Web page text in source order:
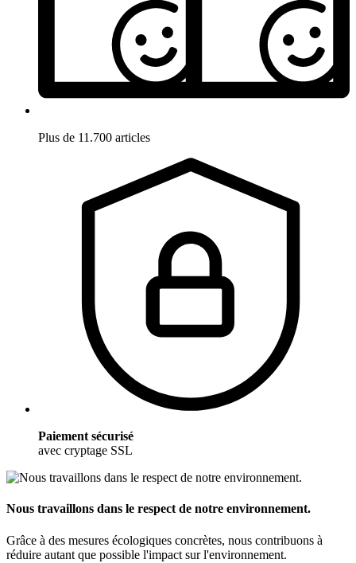
Plus de 11.700 articles
Paiement sécurisé
avec cryptage SSL
Nous travaillons dans le respect de notre environnement.
Grâce à des mesures écologiques concrètes, nous contribuons à
réduire autant que possible l'impact sur l'environnement.